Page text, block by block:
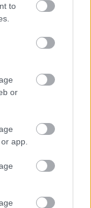
to
or
app.
ότι για
ψάρια –
διάσημο
και